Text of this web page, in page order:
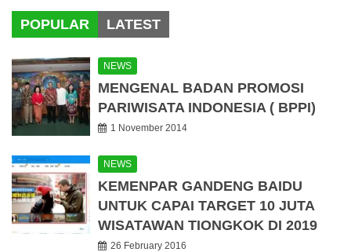
POPULAR LATEST
NEWS
MENGENAL BADAN PROMOSI
PARIWISATA INDONESIA ( BPPI)
1 November 2014
NEWS
KEMENPAR GANDENG BAIDU
UNTUK CAPAI TARGET 10 JUTA
WISATAWAN TIONGKOK DI 2019
26 February 2016